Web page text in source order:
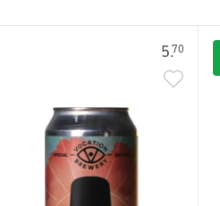
5.70